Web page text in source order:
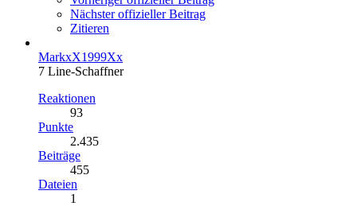
Nächster offizieller Beitrag
Zitieren
MarkxX1999Xx
7 Line-Schaffner
Reaktionen
93
Punkte
2.435
Beiträge
455
Dateien
1